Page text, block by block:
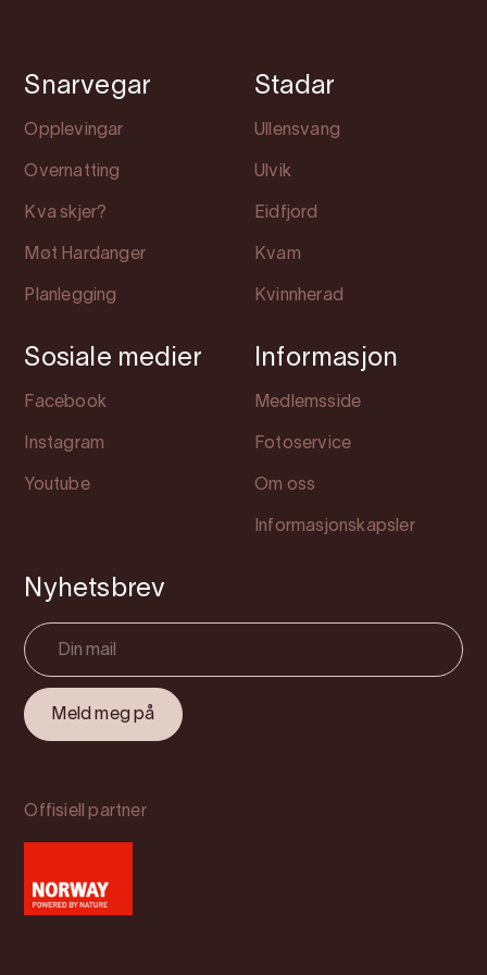
Snarvegar
Opplevingar
Overnatting
Kva skjer?
Møt Hardanger
Planlegging
Stadar
Ullensvang
Ulvik
Eidfjord
Kvam
Kvinnherad
Sosiale medier
Facebook
Instagram
Youtube
Informasjon
Medlemsside
Fotoservice
Om oss
Informasjonskapsler
Nyhetsbrev
Offisiell partner